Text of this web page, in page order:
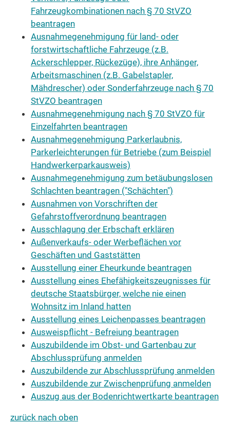
Fahrzeugkombinationen nach § 70 StVZO
beantragen
Ausnahmegenehmigung für land- oder
forstwirtschaftliche Fahrzeuge (z.B.
Ackerschlepper, Rückezüge), ihre Anhänger,
Arbeitsmaschinen (z.B. Gabelstapler,
Mähdrescher) oder Sonderfahrzeuge nach § 70
StVZO beantragen
Ausnahmegenehmigung nach § 70 StVZO für
Einzelfahrten beantragen
Ausnahmegenehmigung Parkerlaubnis,
Parkerleichterungen für Betriebe (zum Beispiel
Handwerkerparkausweis)
Ausnahmegenehmigung zum betäubungslosen
Schlachten beantragen ("Schächten")
Ausnahmen von Vorschriften der
Gefahrstoffverordnung beantragen
Ausschlagung der Erbschaft erklären
Außenverkaufs- oder Werbeflächen vor
Geschäften und Gaststätten
Ausstellung einer Eheurkunde beantragen
Ausstellung eines Ehefähigkeitszeugnisses für
deutsche Staatsbürger, welche nie einen
Wohnsitz im Inland hatten
Ausstellung eines Leichenpasses beantragen
Ausweispflicht - Befreiung beantragen
Auszubildende im Obst- und Gartenbau zur
Abschlussprüfung anmelden
Auszubildende zur Abschlussprüfung anmelden
Auszubildende zur Zwischenprüfung anmelden
Auszug aus der Bodenrichtwertkarte beantragen
zurück nach oben